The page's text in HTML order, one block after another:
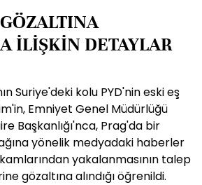
İLİŞKİN DETAYLAR
Suriye'deki kolu PYD'nin eski eş
Emniyet Genel Müdürlüğü
Başkanlığı'nca, Prag'da bir
yönelik medyadaki haberler
yakalanmasının talep
gözaltına alındığı öğrenildi.